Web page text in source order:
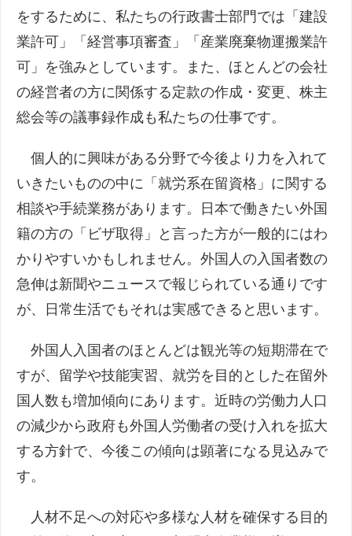
をするために、私たちの行政書士部門では「建設
業許可」「経営事項審査」「産業廃棄物運搬業許
可」を強みとしています。また、ほとんどの会社
の経営者の方に関係する定款の作成・変更、株主
総会等の議事録作成も私たちの仕事です。
個人的に興味がある分野で今後より力を入れて
いきたいものの中に「就労系在留資格」に関する
相談や手続業務があります。日本で働きたい外国
籍の方の「ビザ取得」と言った方が一般的にはわ
かりやすいかもしれません。外国人の入国者数の
急伸は新聞やニュースで報じられている通りです
が、日常生活でもそれは実感できると思います。
外国人入国者のほとんどは観光等の短期滞在で
すが、留学や技能実習、就労を目的とした在留外
国人数も増加傾向にあります。近時の労働力人口
の減少から政府も外国人労働者の受け入れを拡大
する方針で、今後この傾向は顕著になる見込みで
す。
人材不足への対応や多様な人材を確保する目的